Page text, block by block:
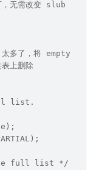
无需改变 slub 的位置
多了，将 empty slub
上删除
list.
full list */